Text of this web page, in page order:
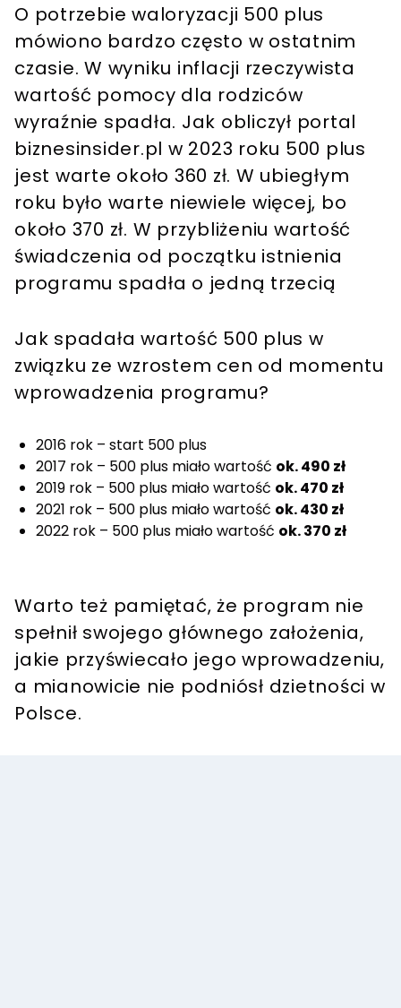
O potrzebie waloryzacji 500 plus
mówiono bardzo często w ostatnim
czasie. W wyniku inflacji rzeczywista
wartość pomocy dla rodziców
wyraźnie spadła. Jak obliczył portal
biznesinsider.pl w 2023 roku 500 plus
jest warte około 360 zł. W ubiegłym
roku było warte niewiele więcej, bo
około 370 zł. W przybliżeniu wartość
świadczenia od początku istnienia
programu spadła o jedną trzecią
Jak spadała wartość 500 plus w
związku ze wzrostem cen od momentu
wprowadzenia programu?
2016 rok – start 500 plus
2017 rok – 500 plus miało wartość ok. 490 zł
2019 rok – 500 plus miało wartość ok. 470 zł
2021 rok – 500 plus miało wartość ok. 430 zł
2022 rok – 500 plus miało wartość ok. 370 zł
Warto też pamiętać, że program nie
spełnił swojego głównego założenia,
jakie przyświecało jego wprowadzeniu,
a mianowicie nie podniósł dzietności w
Polsce.